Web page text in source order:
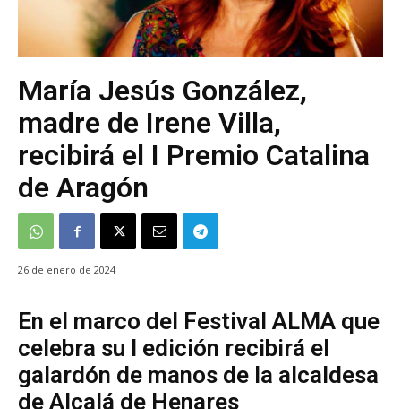
María Jesús González,
madre de Irene Villa,
recibirá el I Premio Catalina
de Aragón
26 de enero de 2024
En el marco del Festival ALMA que
celebra su I edición recibirá el
galardón de manos de la alcaldesa
de Alcalá de Henares